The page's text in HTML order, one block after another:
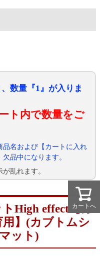
数量『1』が入りま
ト内で数量をご
品名および【カートに入れ
品中になります。
乱れます。
High effect【カ
】(カブトムシ
ット)
カートへ
カートへ